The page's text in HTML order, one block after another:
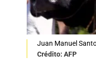
Juan Manuel
Crédito: AFP